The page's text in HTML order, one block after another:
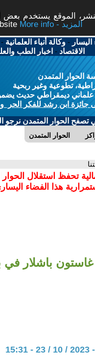
الموقع يستخدم بعض
More info - المزيد
اليسار -وكالة أنباء العلمانية
الاقتصاد - اخبار الطب
الحوار المتمدن
تطوعية وغير ربحية
ديمقراطي حديث يضمن
جائزة ابن رشد للفكر الحر
تصفح الحوار المتمدن نرجو
الحوار المتمدن
تحفظ استقلال
هذا الفضاء
غاستون باشلار في